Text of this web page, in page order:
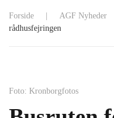
Forside AGF Nyheder
rådhusfejringen
Foto: Kronborgfotos